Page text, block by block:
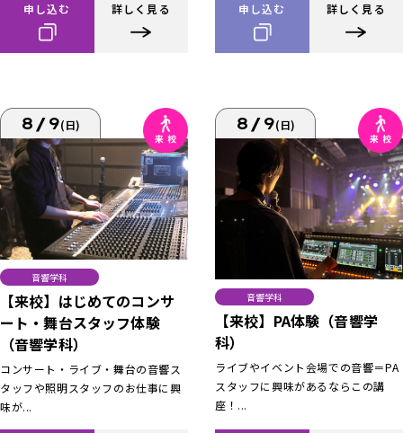
申し込む 詳しく見る 申し込む 詳しく見る
8/9(日)
音響学科
【来校】はじめてのコンサ
ート・舞台スタッフ体験
（音響学科）
コンサート・ライブ・舞台の音響ス
タッフや照明スタッフのお仕事に興
味が...
8/9(日)
音響学科
【来校】PA体験（音響学
科）
ライブやイベント会場での音響＝PA
スタッフに興味があるならこの講
座！...